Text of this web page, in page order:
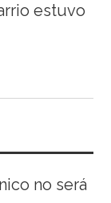
estuvo
no será